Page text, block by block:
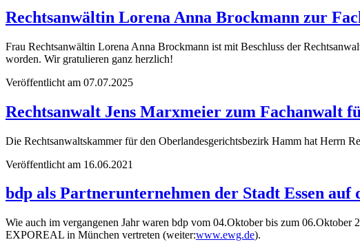
Rechtsanwältin Lorena Anna Brockmann zur
Frau Rechtsanwältin Lorena Anna Brockmann ist mit Beschluss der
worden. Wir gratulieren ganz herzlich!
Veröffentlicht am 07.07.2025
Rechtsanwalt Jens Marxmeier zum Fachanwalt
Die Rechtsanwaltskammer für den Oberlandesgerichtsbezirk Hamm hat Herrn
Veröffentlicht am 16.06.2021
bdp als Partnerunternehmen der Stadt Essen
Wie auch im vergangenen Jahr waren bdp vom 04.Oktober bis zum 06.Oktober
EXPOREAL in München vertreten (weiter:www.ewg.de).